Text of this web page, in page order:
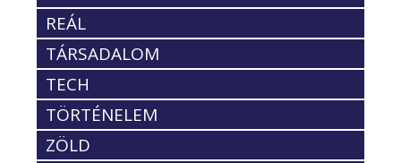
REÁL
TÁRSADALOM
TECH
TÖRTÉNELEM
ZÖLD